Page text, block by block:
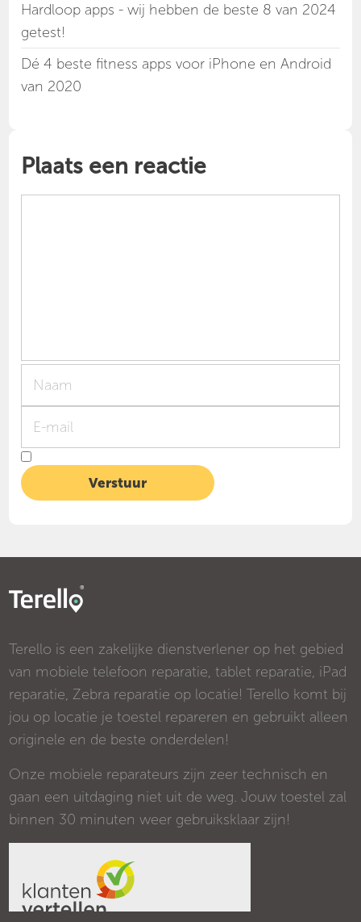
Hardloop apps - wij hebben de beste 8 van 2024
getest!
Dé 4 beste fitness apps voor iPhone en Android
van 2020
Plaats een reactie
Terello is een zakelijke dienstverlener op het gebied
van mobiele telefoon reparatie, tablet reparatie, iPad
reparatie, Zebra reparatie op locatie! Terello komt bij
jou op locatie je toestel repareren en gebruikt alleen
originele en de beste onderdelen!
Onze mobiele reparateurs zijn zeer technisch en
gaan een uitdaging niet uit de weg. Jouw toestel zal
binnen 30 minuten weer gebruiksklaar zijn!